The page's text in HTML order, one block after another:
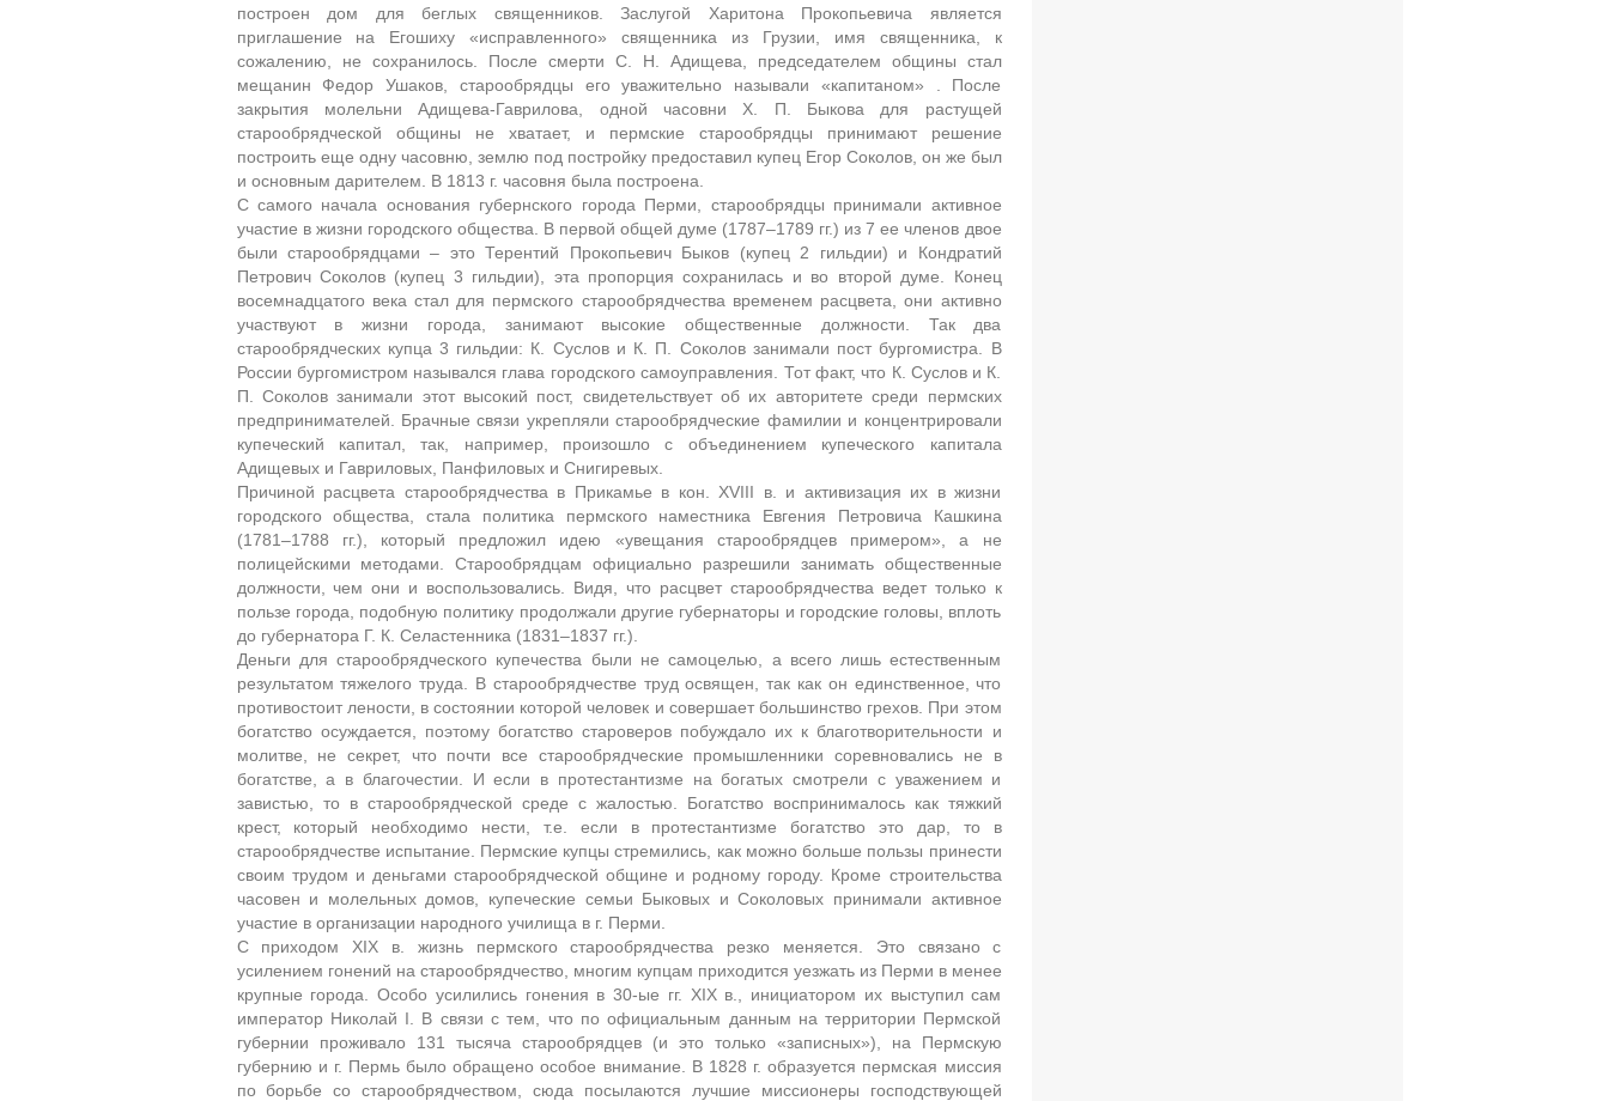
построен дом для беглых священников. Заслугой Харитона Прокопьевича является
приглашение на Егошиху «исправленного» священника из Грузии, имя священника, к
сожалению, не сохранилось. После смерти С. Н. Адищева, председателем общины стал
мещанин Федор Ушаков, старообрядцы его уважительно называли «капитаном» . После
закрытия молельни Адищева-Гаврилова, одной часовни Х. П. Быкова для растущей
старообрядческой общины не хватает, и пермские старообрядцы принимают решение
построить еще одну часовню, землю под постройку предоставил купец Егор Соколов, он же был
и основным дарителем. В 1813 г. часовня была построена.
С самого начала основания губернского города Перми, старообрядцы принимали активное
участие в жизни городского общества. В первой общей думе (1787–1789 гг.) из 7 ее членов двое
были старообрядцами – это Терентий Прокопьевич Быков (купец 2 гильдии) и Кондратий
Петрович Соколов (купец 3 гильдии), эта пропорция сохранилась и во второй думе. Конец
восемнадцатого века стал для пермского старообрядчества временем расцвета, они активно
участвуют в жизни города, занимают высокие общественные должности. Так два
старообрядческих купца 3 гильдии: К. Суслов и К. П. Соколов занимали пост бургомистра. В
России бургомистром назывался глава городского самоуправления. Тот факт, что К. Суслов и К.
П. Соколов занимали этот высокий пост, свидетельствует об их авторитете среди пермских
предпринимателей. Брачные связи укрепляли старообрядческие фамилии и концентрировали
купеческий капитал, так, например, произошло с объединением купеческого капитала
Адищевых и Гавриловых, Панфиловых и Снигиревых.
Причиной расцвета старообрядчества в Прикамье в кон. XVIII в. и активизация их в жизни
городского общества, стала политика пермского наместника Евгения Петровича Кашкина
(1781–1788 гг.), который предложил идею «увещания старообрядцев примером», а не
полицейскими методами. Старообрядцам официально разрешили занимать общественные
должности, чем они и воспользовались. Видя, что расцвет старообрядчества ведет только к
пользе города, подобную политику продолжали другие губернаторы и городские головы, вплоть
до губернатора Г. К. Селастенника (1831–1837 гг.).
Деньги для старообрядческого купечества были не самоцелью, а всего лишь естественным
результатом тяжелого труда. В старообрядчестве труд освящен, так как он единственное, что
противостоит лености, в состоянии которой человек и совершает большинство грехов. При этом
богатство осуждается, поэтому богатство староверов побуждало их к благотворительности и
молитве, не секрет, что почти все старообрядческие промышленники соревновались не в
богатстве, а в благочестии. И если в протестантизме на богатых смотрели с уважением и
завистью, то в старообрядческой среде с жалостью. Богатство воспринималось как тяжкий
крест, который необходимо нести, т.е. если в протестантизме богатство это дар, то в
старообрядчестве испытание. Пермские купцы стремились, как можно больше пользы принести
своим трудом и деньгами старообрядческой общине и родному городу. Кроме строительства
часовен и молельных домов, купеческие семьи Быковых и Соколовых принимали активное
участие в организации народного училища в г. Перми.
С приходом XIX в. жизнь пермского старообрядчества резко меняется. Это связано с
усилением гонений на старообрядчество, многим купцам приходится уезжать из Перми в менее
крупные города. Особо усилились гонения в 30-ые гг. XIX в., инициатором их выступил сам
император Николай I. В связи с тем, что по официальным данным на территории Пермской
губернии проживало 131 тысяча старообрядцев (и это только «записных»), на Пермскую
губернию и г. Пермь было обращено особое внимание. В 1828 г. образуется пермская миссия
по борьбе со старообрядчеством, сюда посылаются лучшие миссионеры господствующей